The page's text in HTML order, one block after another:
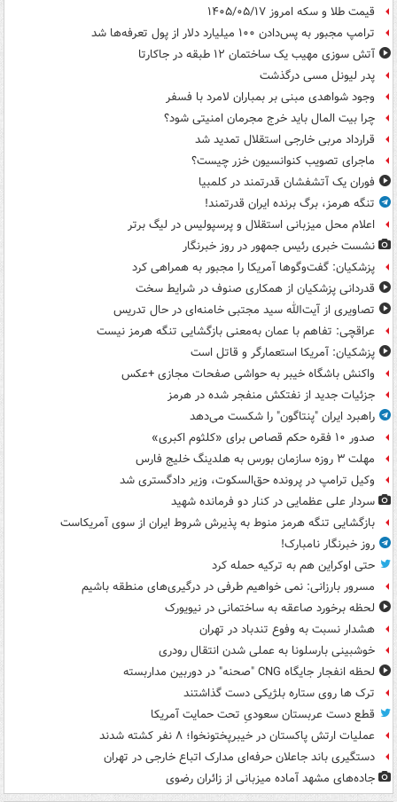
قیمت طلا و سکه امروز ۱۴۰۵/۰۵/۱۷
ترامپ مجبور به پس‌دادن ۱۰۰ میلیارد دلار از پول تعرفه‌ها شد
آتش سوزی مهیب یک ساختمان ۱۲ طبقه در جاکارتا
پدر لیونل مسی درگذشت
وجود شواهدی مبنی بر بمباران لامرد با فسفر
چرا بیت المال باید خرج مجرمان امنیتی شود؟
قرارداد مربی خارجی استقلال تمدید شد
ماجرای تصویب کنوانسیون خزر چیست؟
فوران یک آتشفشان قدرتمند در کلمبیا
تنگه هرمز، برگ برنده ایران قدرتمند!
اعلام محل میزبانی استقلال و پرسپولیس در لیگ برتر
نشست خبری رئیس جمهور در روز خبرنگار
پزشکیان: گفت‌وگوها آمریکا را مجبور به همراهی کرد
قدردانی پزشکیان از همکاری صنوف در شرایط سخت
تصاویری از آیت‌الله سید مجتبی خامنه‌ای در حال تدریس
عراقچی: تفاهم با عمان به‌معنی بازگشایی تنگه هرمز نیست
پزشکیان: آمریکا استعمارگر و قاتل است
واکنش باشگاه خیبر به حواشی صفحات مجازی +عکس
جزئیات جدید از نفتکش منفجر شده در هرمز
راهبرد ایران "پنتاگون" را شکست می‌دهد
صدور ۱۰ فقره حکم قصاص برای «کلثوم اکبری»
مهلت ۳ روزه سازمان بورس به هلدینگ خلیج فارس
وکیل ترامپ در پرونده حق‌السکوت، وزیر دادگستری شد
سردار علی عظمایی در کنار دو فرمانده شهید
بازگشایی تنگه هرمز منوط به پذیرش شروط ایران از سوی آمریکاست
روز خبرنگار نامبارک!
حتی اوکراین هم به ترکیه حمله کرد
مسرور بارزانی: نمی خواهیم طرفی در درگیری‌های منطقه باشیم
لحظه برخورد صاعقه به ساختمانی در نیویورک
هشدار نسبت به وفوع تندباد در تهران
خوشبینی بارسلونا به عملی شدن انتقال رودری
لحظه انفجار جایگاه CNG "صحنه" در دوربین مداربسته
ترک ها روی ستاره بلژیکی دست گذاشتند
قطع دست عربستان سعودیِ تحت حمایت آمریکا
عملیات ارتش پاکستان در خیبرپختونخوا؛ ۸ نفر کشته شدند
دستگیری باند جاعلان حرفه‌ای مدارک اتباع خارجی در تهران
جاده‌های مشهد آماده میزبانی از زائران رضوی